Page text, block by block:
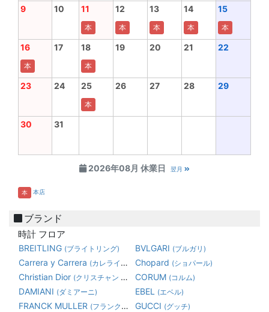
2026年08月 休業日 翌月
9 10 11
本
12
本
13
本
14
本
15
本
16
本
17 18
本
19 20 21 22
23 24 25
本
26 27 28 29
30 31
本 本店
ブランド
時計 フロア
BREITLING (ブライトリング) BVLGARI (ブルガリ)
Carrera y Carrera (カレライカレラ) Chopard (ショパール)
Christian Dior (クリスチャン ディオール) CORUM (コルム)
DAMIANI (ダミアーニ) EBEL (エベル)
FRANCK MULLER (フランク・ミュラー) GUCCI (グッチ)